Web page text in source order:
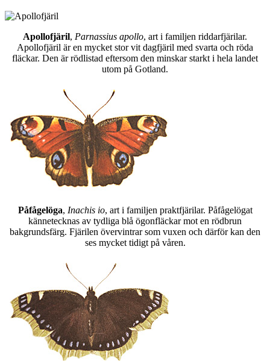
Apollofjäril, Parnassius apollo, art i familjen riddarfjärilar.
Apollofjäril är en mycket stor vit dagfjäril med svarta och röda
fläckar. Den är rödlistad eftersom den minskar starkt i hela landet
utom på Gotland.
Påfågelöga, Inachis io, art i familjen praktfjärilar. Påfågelögat
kännetecknas av tydliga blå ögonfläckar mot en rödbrun
bakgrundsfärg. Fjärilen övervintrar som vuxen och därför kan den
ses mycket tidigt på våren.